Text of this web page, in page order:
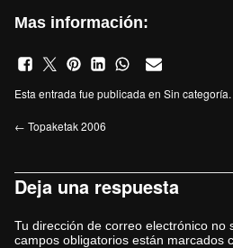
Mas información:
Esta entrada fue publicada en Sin
← Topaketak 2006
Deja una respuesta
Tu dirección de correo electrónico no
campos obligatorios están marcados